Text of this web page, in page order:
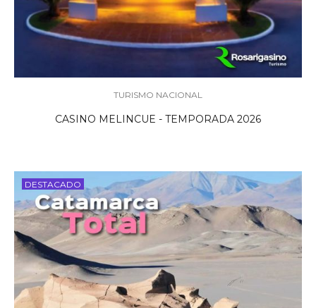
TURISMO NACIONAL
CASINO MELINCUE - TEMPORADA 2026
DESTACADO